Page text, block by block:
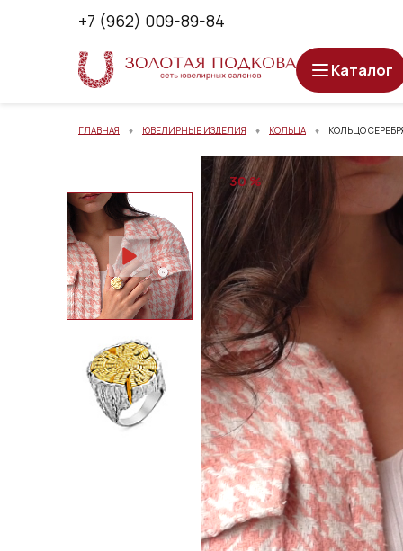
+7 (962) 009-89-84
Каталог
ГЛАВНАЯ ЮВЕЛИРНЫЕ ИЗДЕЛИЯ КОЛЬЦА КОЛЬЦО
30 %